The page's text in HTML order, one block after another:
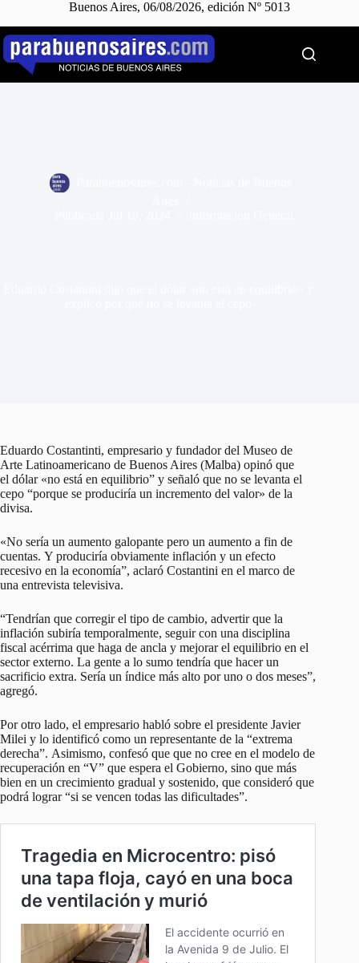
Buenos Aires, 06/08/2026, edición Nº 5013
Saltar
contenido
Eduardo Costantinti, empresario y fundador del Museo de
Arte Latinoamericano de Buenos Aires (Malba) opinó que
el dólar «no está en equilibrio” y señaló que no se levanta el
cepo “porque se produciría un incremento del valor» de la
divisa.
«No sería un aumento galopante pero un aumento a fin de
cuentas. Y produciría obviamente inflación y un efecto
recesivo en la economía”, aclaró Costantini en el marco de
una entrevista televisiva.
“Tendrían que corregir el tipo de cambio, advertir que la
inflación subiría temporalmente, seguir con una disciplina
fiscal acérrima que haga de ancla y mejorar el equilibrio en el
sector externo. La gente a lo sumo tendría que hacer un
sacrificio extra. Sería un índice más alto por uno o dos meses”,
agregó.
Por otro lado, el empresario habló sobre el presidente Javier
Milei y lo identificó como un representante de la “extrema
derecha”. Asimismo, confesó que que no cree en el modelo de
recuperación en “V” que espera el Gobierno, sino que más
bien en un crecimiento gradual y sostenido, que consideró que
podrá lograr “si se vencen todas las dificultades”.